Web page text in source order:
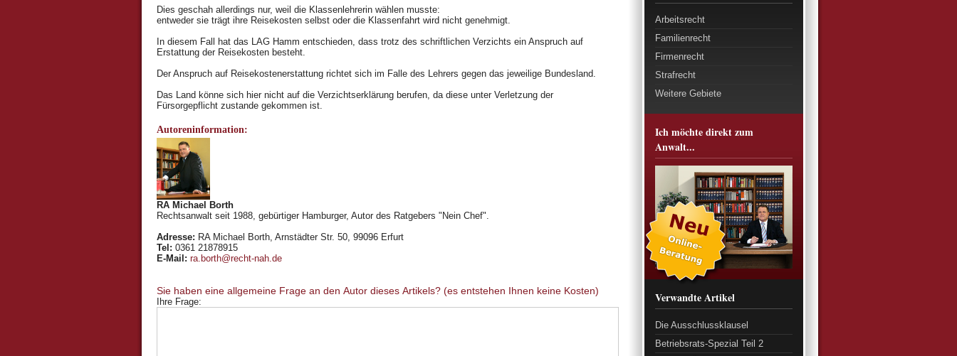
Arbeitsrecht
Familienrecht
Firmenrecht
Strafrecht
Weitere Gebiete
Ich möchte direkt zum
Anwalt...
Verwandte Artikel
Die Ausschlussklausel
Betriebsrats-Spezial Teil 2
Dies geschah allerdings nur, weil die Klassenlehrerin wählen musste:
entweder sie trägt ihre Reisekosten selbst oder die Klassenfahrt wird nicht genehmigt.
In diesem Fall hat das LAG Hamm entschieden, dass trotz des schriftlichen Verzichts ein Anspruch auf
Erstattung der Reisekosten besteht.
Der Anspruch auf Reisekostenerstattung richtet sich im Falle des Lehrers gegen das jeweilige Bundesland.
Das Land könne sich hier nicht auf die Verzichtserklärung berufen, da diese unter Verletzung der
Fürsorgepflicht zustande gekommen ist.
Autoreninformation:
RA Michael Borth
Rechtsanwalt seit 1988, gebürtiger Hamburger, Autor des Ratgebers "Nein Chef".
Adresse: RA Michael Borth, Arnstädter Str. 50, 99096 Erfurt
Tel: 0361 21878915
E-Mail: ra.borth@recht-nah.de
Sie haben eine allgemeine Frage an den Autor dieses Artikels? (es entstehen Ihnen keine Kosten)
Ihre Frage: